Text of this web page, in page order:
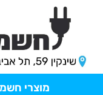
מוצרי